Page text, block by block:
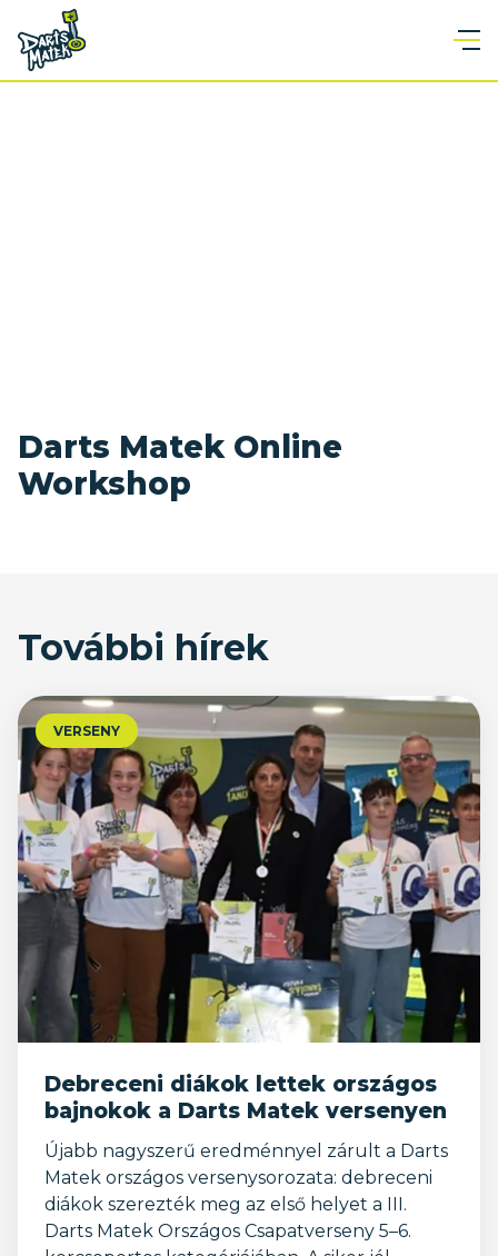
Darts Matek Online
Workshop
További hírek
VERSENY
Debreceni diákok lettek országos
bajnokok a Darts Matek versenyen
Újabb nagyszerű eredménnyel zárult a Darts
Matek országos versenysorozata: debreceni
diákok szerezték meg az első helyet a III.
Darts Matek Országos Csapatverseny 5–6.